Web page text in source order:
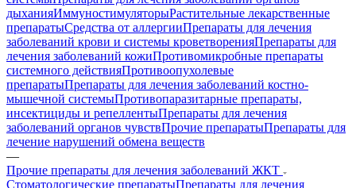
дыханияИммуностимуляторыРастительные лекарственные
препаратыСредства от аллергииПрепараты для лечения
заболеваний крови и системы кроветворенияПрепараты для
лечения заболеваний кожиПротивомикробные препараты
системного действияПротивоопухолевые
препаратыПрепараты для лечения заболеваний костно-
мышечной системыПротивопаразитарные препараты,
инсектициды и репеллентыПрепараты для лечения
заболеваний органов чувствПрочие препаратыПрепараты для
лечение нарушений обмена веществ
—
Прочие препараты для лечения заболеваний ЖКТ
Стоматологические препаратыПрепараты для лечения